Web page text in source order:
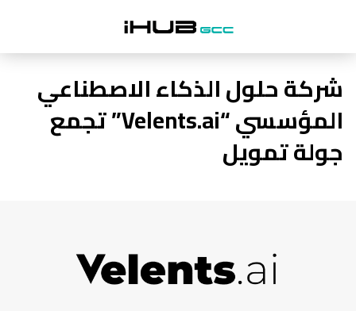
شركة حلول الذكاء الاصطناعي
المؤسسي “Velents.ai” تجمع
جولة تمويل